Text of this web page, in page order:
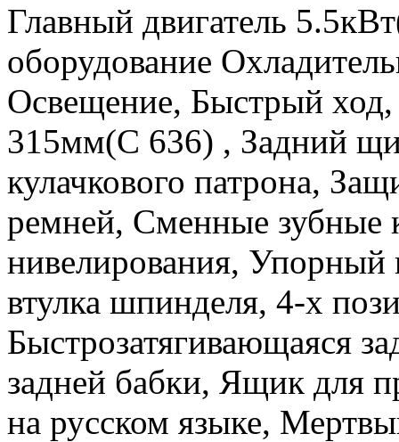
Главный двигатель
оборудование
Освещение, Быстрый
315мм(С 636) , Задний
кулачкового патрона,
ремней, Сменные зубные
нивелирования, Упорный
втулка шпинделя, 4-х
Быстрозатягивающаяся
задней бабки, Ящик для
на русском языке,